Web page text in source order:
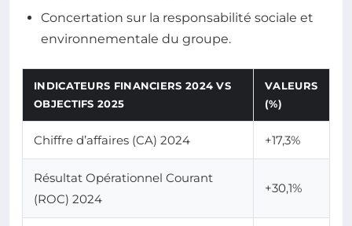
Concertation sur la responsabilité sociale et
environnementale du groupe.
INDICATEURS FINANCIERS 2024 VS
OBJECTIFS 2025
VALEURS
(%)
Chiffre d’affaires (CA) 2024 +17,3%
Résultat Opérationnel Courant
(ROC) 2024
+30,1%